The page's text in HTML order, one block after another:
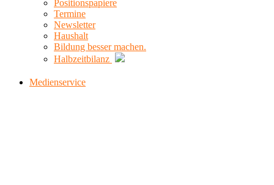
Positionspapiere
Termine
Newsletter
Haushalt
Bildung besser machen.
Halbzeitbilanz
Medienservice